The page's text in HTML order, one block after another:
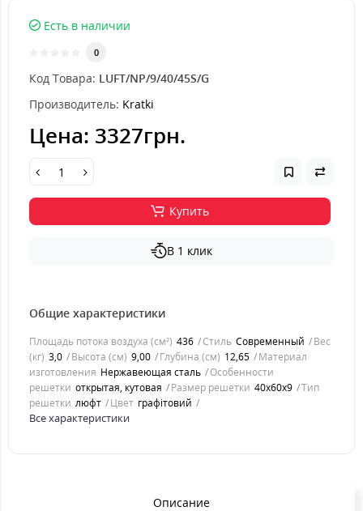
Есть в наличии
0
Код Товара: LUFT/NP/9/40/45S/G
Производитель: Kratki
Цена: 3327грн.
Купить
В 1 клик
Общие характеристики
Площадь потока воздуха (см²) 436 Стиль Современный
Вес
(кг) 3,0 Высота (см) 9,00 Глубина (см) 12,65
Материал
изготовления Нержавеющая сталь
Особенности
решетки открытая, кутовая Размер решетки 40x60x9
Тип
решетки люфт Цвет графітовий
Все характеристики
Описание